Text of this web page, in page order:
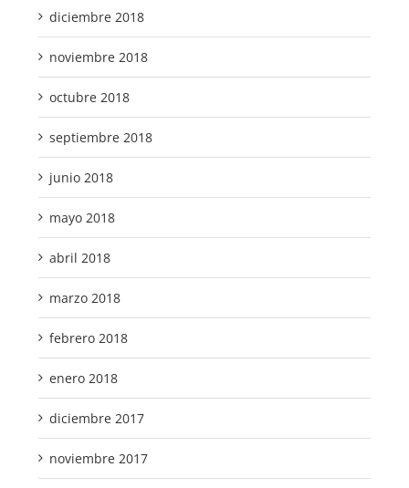
diciembre 2018
noviembre 2018
octubre 2018
septiembre 2018
junio 2018
mayo 2018
abril 2018
marzo 2018
febrero 2018
enero 2018
diciembre 2017
noviembre 2017